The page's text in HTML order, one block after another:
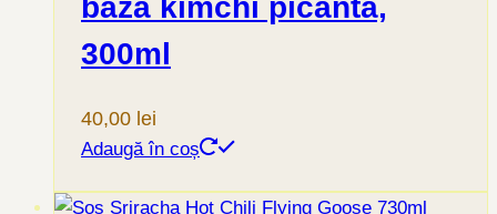
300ml
40,00 lei
Adaugă în coș